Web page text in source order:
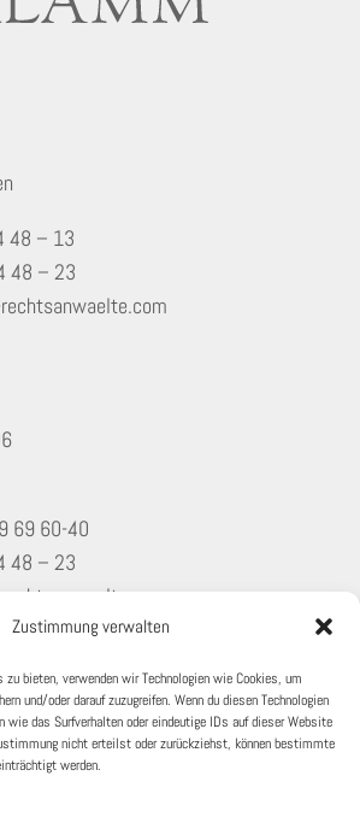
Zustimmung verwalten
bieten, verwenden wir Technologien wie Cookies, um
und/oder darauf zuzugreifen. Wenn du diesen Technologien
das Surfverhalten oder eindeutige IDs auf dieser Website
nicht erteilst oder zurückziehst, können bestimmte
werden.
48 – 13
48 – 23
69 60-40
48 – 23